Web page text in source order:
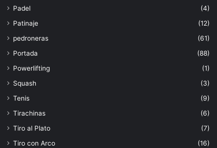
Padel
(4)
Patinaje
(12)
pedroneras
(61)
Portada
(88)
Powerlifting
(1)
Squash
(3)
Tenis
(9)
Tirachinas
(6)
Tiro al Plato
(7)
Tiro con Arco
(16)